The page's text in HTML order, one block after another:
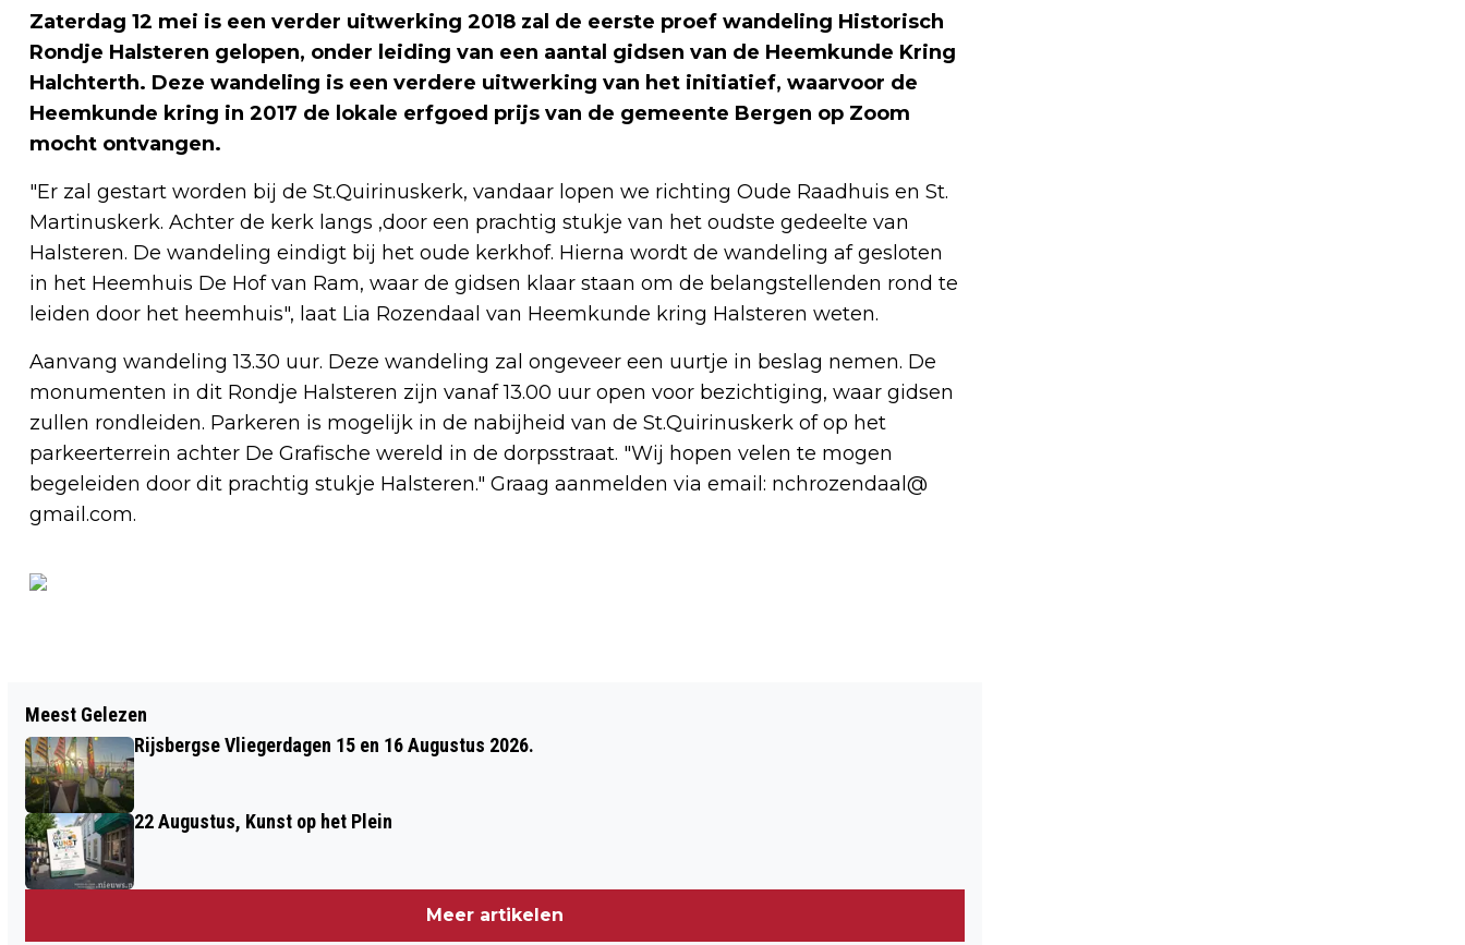
Zaterdag 12 mei is een verder uitwerking 2018 zal de eerste proef wandeling Historisch
Rondje Halsteren gelopen, onder leiding van een aantal gidsen van de Heemkunde Kring
Halchterth. Deze wandeling is een verdere uitwerking van het initiatief, waarvoor de
Heemkunde kring in 2017 de lokale erfgoed prijs van de gemeente Bergen op Zoom
mocht ontvangen.
"Er zal gestart worden bij de St.Quirinuskerk, vandaar lopen we richting Oude Raadhuis en St.
Martinuskerk. Achter de kerk langs ,door een prachtig stukje van het oudste gedeelte van
Halsteren. De wandeling eindigt bij het oude kerkhof. Hierna wordt de wandeling af gesloten
in het Heemhuis De Hof van Ram, waar de gidsen klaar staan om de belangstellenden rond te
leiden door het heemhuis", laat Lia Rozendaal van Heemkunde kring Halsteren weten.
Aanvang wandeling 13.30 uur. Deze wandeling zal ongeveer een uurtje in beslag nemen. De
monumenten in dit Rondje Halsteren zijn vanaf 13.00 uur open voor bezichtiging, waar gidsen
zullen rondleiden. Parkeren is mogelijk in de nabijheid van de St.Quirinuskerk of op het
parkeerterrein achter De Grafische wereld in de dorpsstraat. "Wij hopen velen te mogen
begeleiden door dit prachtig stukje Halsteren." Graag aanmelden via email: nchrozendaal@
gmail.com.
EXPOSITIE 'KLANKEN VAN KLEUR' IN
GALERIE ARSIS
VANAF DE KRAAIJENBERG
Meest Gelezen
Rijsbergse Vliegerdagen 15 en 16 Augustus 2026.
22 Augustus, Kunst op het Plein
Meer artikelen